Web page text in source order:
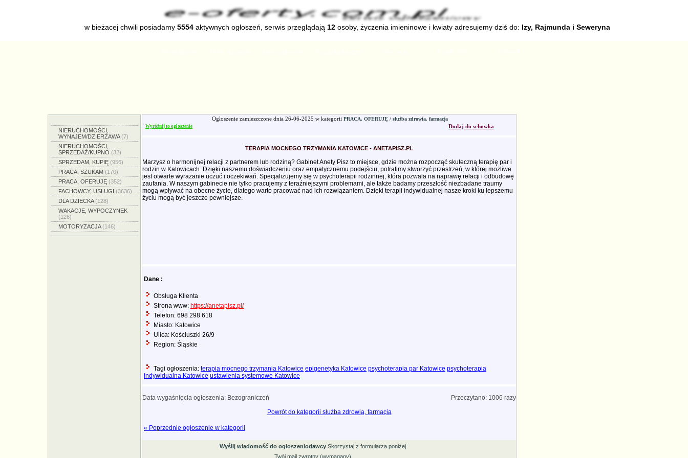
w bieżacej chwili posiadamy 5554aktywnych ogłoszeń, serwis przeglądają 12osoby, życzenia imieninowe i kwiaty adresujemy dziś do: Izy, Rajmunda i Seweryna
NIERUCHOMOŚCI,
WYNAJEM/DZIERŻAWA(7)
NIERUCHOMOŚCI,
SPRZEDAŻ/KUPNO (32)
SPRZEDAM, KUPIĘ (956)
PRACA, SZUKAM (170)
PRACA, OFERUJĘ (352)
FACHOWCY, USŁUGI (3636)
DLA DZIECKA(128)
WAKACJE, WYPOCZYNEK
(126)
MOTORYZACJA(146)
Ogłoszenie zamieszczone dnia 26-06-2025 w kategorii PRACA, OFERUJĘ / służba zdrowia, farmacja
Wyróżnij to ogłoszenie Dodaj do schowka
TERAPIA MOCNEGO TRZYMANIA KATOWICE - ANETAPISZ.PL
Marzysz o harmonijnej relacji z partnerem lub rodziną? Gabinet Anety Pisz to miejsce, gdzie można rozpocząć skuteczną terapię par i
rodzin w Katowicach. Dzięki naszemu doświadczeniu oraz empatycznemu podejściu, potrafimy stworzyć przestrzeń, w której możliwe
jest otwarte wyrażanie uczuć i oczekiwań. Specjalizujemy się w psychoterapii rodzinnej, która pozwala na naprawę relacji i odbudowę
zaufania. W naszym gabinecie nie tylko pracujemy z teraźniejszymi problemami, ale także badamy przeszłość niezbadane traumy
mogą wpływać na obecne życie, dlatego warto pracować nad ich rozwiązaniem. Dzięki terapii indywidualnej nasze kroki ku lepszemu
życiu mogą być jeszcze pewniejsze.
Dane :
Obsługa Klienta
Strona www: https://anetapisz.pl/
Telefon: 698 298 618
Miasto: Katowice
Ulica: Kościuszki 26/9
Region: Śląskie
Tagi ogłoszenia: terapia mocnego trzymania Katowice epigenetyka Katowice psychoterapia par Katowice psychoterapia
indywidualna Katowice ustawienia systemowe Katowice
Data wygaśnięcia ogłoszenia: Bezograniczeń
Przeczytano: 1006 razy
Powrót do kategorii służba zdrowia, farmacja
« Poprzednie ogłoszenie w kategorii
Wyślij wiadomość do ogłoszeniodawcy Skorzystaj z formularza poniżej
Twój mail zwrotny (wymagany)